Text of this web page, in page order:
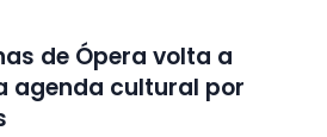
de Ópera volta a
agenda cultural por